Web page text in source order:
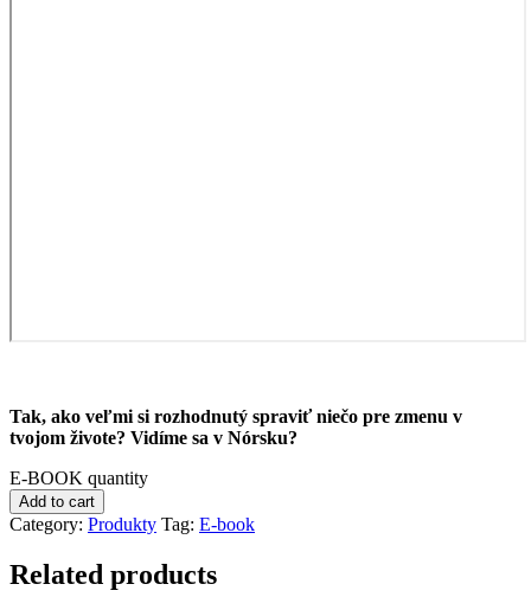
Tak, ako veľmi si rozhodnutý spraviť niečo pre zmenu v
tvojom živote? Vidíme sa v Nórsku?
E-BOOK quantity
Add to cart
Category: Produkty Tag: E-book
Related products